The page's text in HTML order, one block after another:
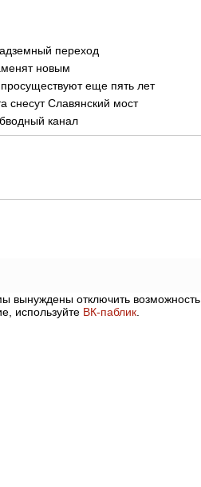
переход
новым
еще пять лет
снесут Славянский мост
канал
вынуждены отключить возможность
используйте ВК-паблик